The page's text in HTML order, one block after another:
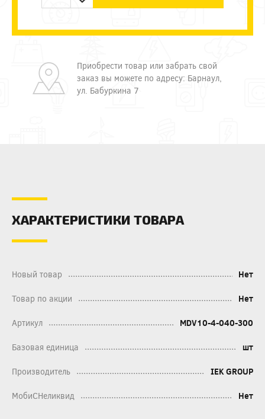
Приобрести товар или забрать свой
заказ вы можете по адресу: Барнаул,
ул. Бабуркина 7
ХАРАКТЕРИСТИКИ ТОВАРА
Новый товар Нет
Товар по акции Нет
Артикул MDV10-4-040-300
Базовая единица шт
Производитель IEK GROUP
МобиСНеликвид Нет